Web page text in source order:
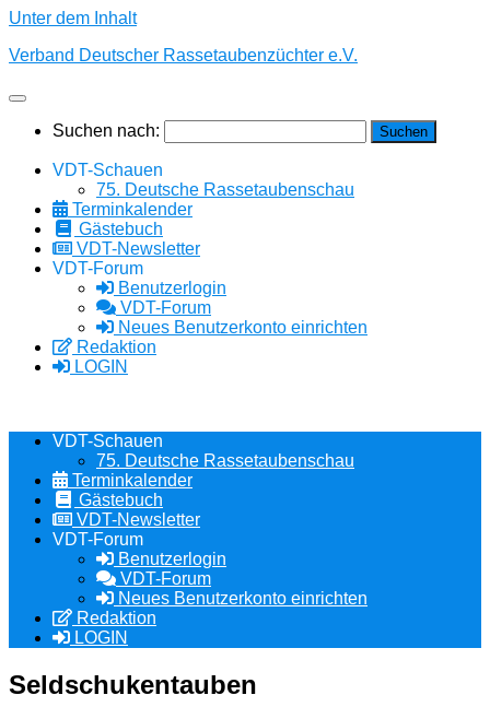
Unter dem Inhalt
Verband Deutscher Rassetaubenzüchter e.V.
Suchen nach:
VDT-Schauen
75. Deutsche Rassetaubenschau
Terminkalender
Gästebuch
VDT-Newsletter
VDT-Forum
Benutzerlogin
VDT-Forum
Neues Benutzerkonto einrichten
Redaktion
LOGIN
VDT-Schauen
75. Deutsche Rassetaubenschau
Terminkalender
Gästebuch
VDT-Newsletter
VDT-Forum
Benutzerlogin
VDT-Forum
Neues Benutzerkonto einrichten
Redaktion
LOGIN
Seldschukentauben